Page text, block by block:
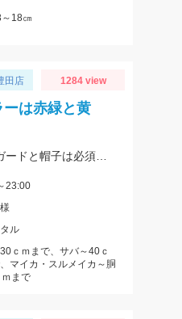
18㎝
田店 1284 view
は赤緑と黄
23:00
ル
ｃｍまで、サバ～40ｃ
マイカ・スルメイカ～胴
まで